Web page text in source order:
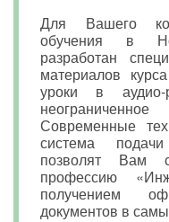
Для Вашего
обучения в
разработан
материалов
уроки в
Современные
система подачи
позволят Вам
профессию
получением
документов в